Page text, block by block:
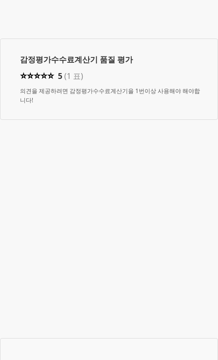
감정평가수수료계산기 품질 평가
⭐⭐⭐⭐⭐ 5(1 표)
의견을 제공하려면 감정평가수수료계산기을 1번이상 사용해야 해야합
니다!